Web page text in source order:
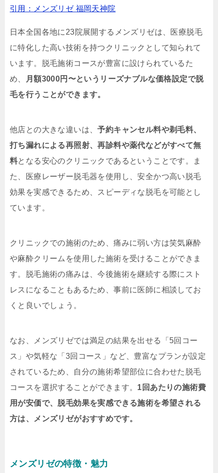
引用：メンズリゼ 福岡天神院
日本全国各地に23院展開するメンズリゼは、医療脱毛
に特化した高い技術を持つクリニックとして知られて
います。脱毛施術コースが豊富に設けられているた
め、
月額3000円〜というリーズナブルな価格設定で脱
毛を行うことができます。
他店との大きな違いは、予約キャンセル料や剃毛料、
打ち漏れによる再照射、再診料や薬代などがすべて無
料となる安心のクリニックであるということです。ま
た、医療レーザー脱毛器を使用し、安全かつ高い脱毛
効果を実感できるため、スピーディな脱毛を可能とし
ています。
クリニックでの施術のため、痛みに弱い方は笑気麻酔
や麻酔クリームを使用した施術を受けることができま
す。脱毛施術の痛みは、今後施術を継続する際にスト
レスになることもあるため、事前に医師に相談してお
くと良いでしょう。
なお、メンズリゼでは満足の結果を出せる「5回コー
ス」や気軽な「3回コース」など、豊富なプランが設定
されているため、自分の施術希望部位に合わせた脱毛
コースを選択することができます。 1回あたりの施術費
用が安価で、脱毛効果を実感できる施術を希望される
方は、メンズリゼがおすすめです。
メンズリゼの特徴・魅力